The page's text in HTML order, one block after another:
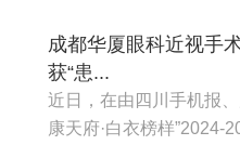
成都华厦眼科近视手
获“患...
近日，在由四川手机报
康天府·白衣榜样”2024-